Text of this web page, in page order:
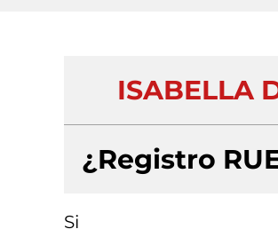
ISABELLA
¿Registro
Si